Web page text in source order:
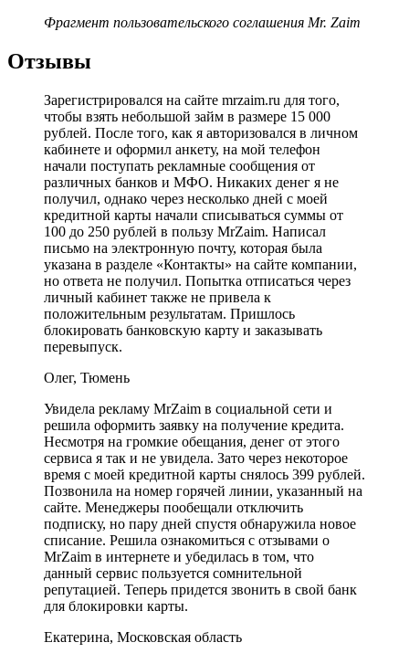
Фрагмент пользовательского соглашения Mr. Zaim
Отзывы
Зарегистрировался на сайте mrzaim.ru для того,
чтобы взять небольшой займ в размере 15 000
рублей. После того, как я авторизовался в личном
кабинете и оформил анкету, на мой телефон
начали поступать рекламные сообщения от
различных банков и МФО. Никаких денег я не
получил, однако через несколько дней с моей
кредитной карты начали списываться суммы от
100 до 250 рублей в пользу MrZaim. Написал
письмо на электронную почту, которая была
указана в разделе «Контакты» на сайте компании,
но ответа не получил. Попытка отписаться через
личный кабинет также не привела к
положительным результатам. Пришлось
блокировать банковскую карту и заказывать
перевыпуск.
Олег, Тюмень
Увидела рекламу MrZaim в социальной сети и
решила оформить заявку на получение кредита.
Несмотря на громкие обещания, денег от этого
сервиса я так и не увидела. Зато через некоторое
время с моей кредитной карты снялось 399 рублей.
Позвонила на номер горячей линии, указанный на
сайте. Менеджеры пообещали отключить
подписку, но пару дней спустя обнаружила новое
списание. Решила ознакомиться с отзывами о
MrZaim в интернете и убедилась в том, что
данный сервис пользуется сомнительной
репутацией. Теперь придется звонить в свой банк
для блокировки карты.
Екатерина, Московская область